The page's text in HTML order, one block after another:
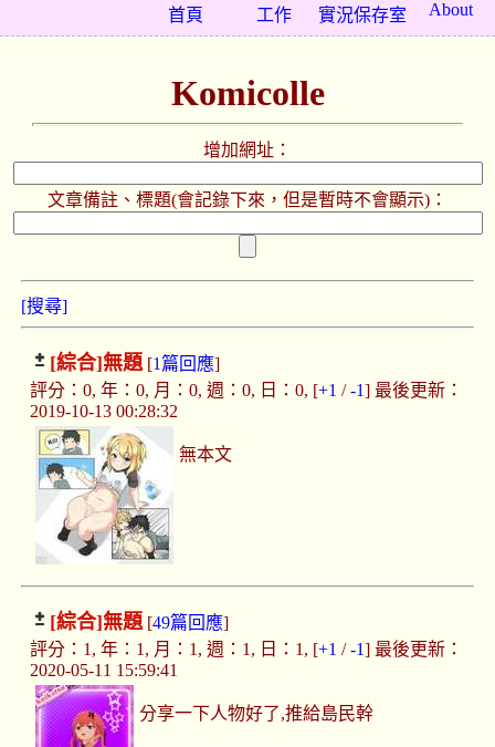
About
實況保存室
工作
首頁
Komicolle
增加網址：
文章備註、標題(會記錄下來，但是暫時不會顯示)：
[搜尋]
[綜合]無題[1篇回應]
評分：0, 年：0, 月：0, 週：0, 日：0, [+1 /-1] 最後更新：
2019-10-13 00:28:32
無本文
[綜合]無題[49篇回應]
評分：1, 年：1, 月：1, 週：1, 日：1, [+1 /-1] 最後更新：
2020-05-11 15:59:41
分享一下人物好了,推給島民幹